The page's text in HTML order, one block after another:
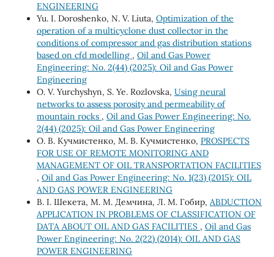
ENGINEERING
Yu. І. Doroshenko, N. V. Liuta, Optimization of the
operation of a multicyclone dust collector in the
conditions of compressor and gas distribution stations
based on cfd modelling , Oil and Gas Power
Engineering: No. 2(44) (2025): Oil and Gas Power
Engineering
О. V. Yurchyshyn, S. Ye. Rozlovska, Using neural
networks to assess porosity and permeability of
mountain rocks , Oil and Gas Power Engineering: No.
2(44) (2025): Oil and Gas Power Engineering
О. В. Кучмистенко, М. В. Кучмистенко, PROSPECTS
FOR USE OF REMOTE MONITORING AND
MANAGEMENT OF OIL TRANSPORTATION FACILITIES
, Oil and Gas Power Engineering: No. 1(23) (2015): OIL
AND GAS POWER ENGINEERING
В. І. Шекета, М. М. Демчина, Л. М. Гобир, ABDUCTION
APPLICATION IN PROBLEMS OF CLASSIFICATION OF
DATA ABOUT OIL AND GAS FACILITIES , Oil and Gas
Power Engineering: No. 2(22) (2014): OIL AND GAS
POWER ENGINEERING